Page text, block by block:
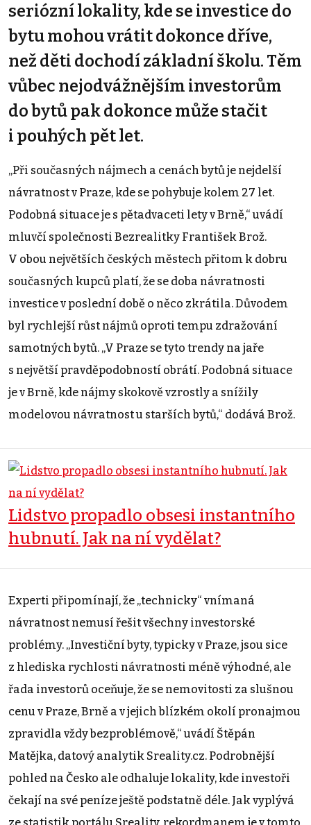
seriózní lokality, kde se investice do
bytu mohou vrátit dokonce dříve,
než děti dochodí základní školu. Těm
vůbec nejodvážnějším investorům
do bytů pak dokonce může stačit
i pouhých pět let.
„Při současných nájmech a cenách bytů je nejdelší
návratnost v Praze, kde se pohybuje kolem 27 let.
Podobná situace je s pětadvaceti lety v Brně,“ uvádí
mluvčí společnosti Bezrealitky František Brož.
V obou největších českých městech přitom k dobru
současných kupců platí, že se doba návratnosti
investice v poslední době o něco zkrátila. Důvodem
byl rychlejší růst nájmů oproti tempu zdražování
samotných bytů. „V Praze se tyto trendy na jaře
s největší pravděpodobností obrátí. Podobná situace
je v Brně, kde nájmy skokově vzrostly a snížily
modelovou návratnost u starších bytů,“ dodává Brož.
Lidstvo propadlo obsesi instantního
hubnutí. Jak na ní vydělat?
Experti připomínají, že „technicky“ vnímaná
návratnost nemusí řešit všechny investorské
problémy. „Investiční byty, typicky v Praze, jsou sice
z hlediska rychlosti návratnosti méně výhodné, ale
řada investorů oceňuje, že se nemovitosti za slušnou
cenu v Praze, Brně a v jejich blízkém okolí pronajmou
zpravidla vždy bezproblémově,“ uvádí Štěpán
Matějka, datový analytik Sreality.cz. Podrobnější
pohled na Česko ale odhaluje lokality, kde investoři
čekají na své peníze ještě podstatně déle. Jak vyplývá